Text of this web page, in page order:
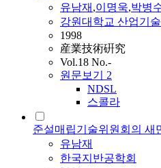
유남재 ,이명욱,박병
강원대학교 산업기
1998
産業技術硏究
Vol.18 No.-
원문보기 2
NDSL
스콜라
준설매립기술위원회의 새
유남재
한국지반공학회